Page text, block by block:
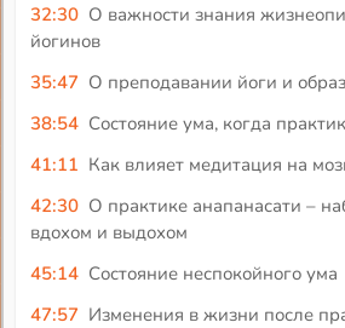
32:30 О важности знания
йогинов
35:47 О преподавании йоги и
38:54 Состояние ума, когда
41:11 Как влияет медитация на
42:30 О практике анапанасати –
вдохом и выдохом
45:14 Состояние неспокойного ума
47:57 Изменения в жизни после